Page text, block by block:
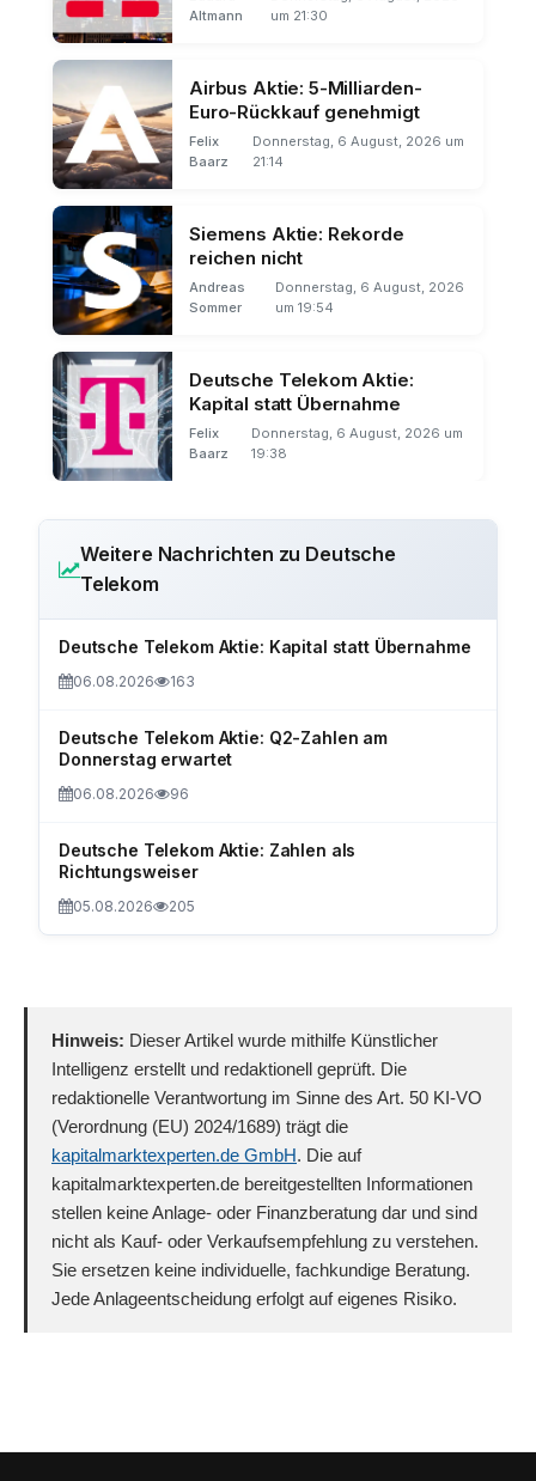
Altmann
um 21:30
Airbus Aktie: 5-Milliarden-
Euro-Rückkauf genehmigt
Felix
Baarz
Donnerstag, 6 August, 2026 um
21:14
Siemens Aktie: Rekorde
reichen nicht
Andreas
Sommer
Donnerstag, 6 August, 2026
um 19:54
Deutsche Telekom Aktie:
Kapital statt Übernahme
Felix
Baarz
Donnerstag, 6 August, 2026 um
19:38
Weitere Nachrichten zu Deutsche
Telekom
Deutsche Telekom Aktie: Kapital statt Übernahme
06.08.2026 163
Deutsche Telekom Aktie: Q2-Zahlen am
Donnerstag erwartet
06.08.2026 96
Deutsche Telekom Aktie: Zahlen als
Richtungsweiser
05.08.2026 205
Hinweis: Dieser Artikel wurde mithilfe Künstlicher
Intelligenz erstellt und redaktionell geprüft. Die
redaktionelle Verantwortung im Sinne des Art. 50 KI-VO
(Verordnung (EU) 2024/1689) trägt die
kapitalmarktexperten.de GmbH. Die auf
kapitalmarktexperten.de bereitgestellten Informationen
stellen keine Anlage- oder Finanzberatung dar und sind
nicht als Kauf- oder Verkaufsempfehlung zu verstehen.
Sie ersetzen keine individuelle, fachkundige Beratung.
Jede Anlageentscheidung erfolgt auf eigenes Risiko.